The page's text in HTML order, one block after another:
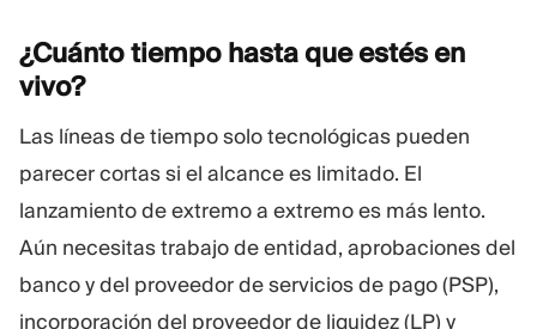
¿Cuánto tiempo hasta que estés en
vivo?
Las líneas de tiempo solo tecnológicas pueden
parecer cortas si el alcance es limitado. El
lanzamiento de extremo a extremo es más lento.
Aún necesitas trabajo de entidad, aprobaciones del
banco y del proveedor de servicios de pago (PSP),
incorporación del proveedor de liquidez (LP) y